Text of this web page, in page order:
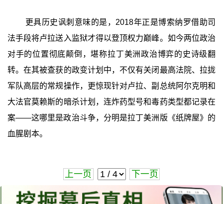
更具历史讽刺意味的是，2018年正是博索纳罗借助司
法手段将卢拉送入监狱才得以登顶权力巅峰。如今两位政治
对手的位置彻底颠倒，堪称拉丁美洲政治博弈的史诗级翻
转。在其被查获的政变计划中，不仅有关闭最高法院、拉拢
军队高层的常规操作，更惊现针对卢拉、副总统阿尔克明和
大法官莫赖斯的暗杀计划，连炸药型号和毒药类型都记录在
案——这哪里是政治斗争，分明是拉丁美洲版《纸牌屋》的
血腥剧本。
上一页 下一页